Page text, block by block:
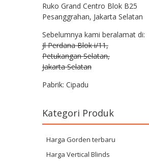
Ruko Grand Centro Blok B25
Pesanggrahan, Jakarta Selatan
Sebelumnya kami beralamat di:
Jl Perdana Blok i/11,
Petukangan Selatan,
Jakarta Selatan
Pabrik: Cipadu
Kategori Produk
Harga Gorden terbaru
Harga Vertical Blinds